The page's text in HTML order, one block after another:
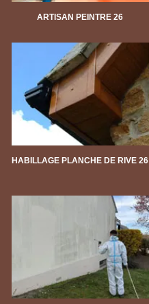
ARTISAN PEINTRE 26
HABILLAGE PLANCHE DE RIVE 26